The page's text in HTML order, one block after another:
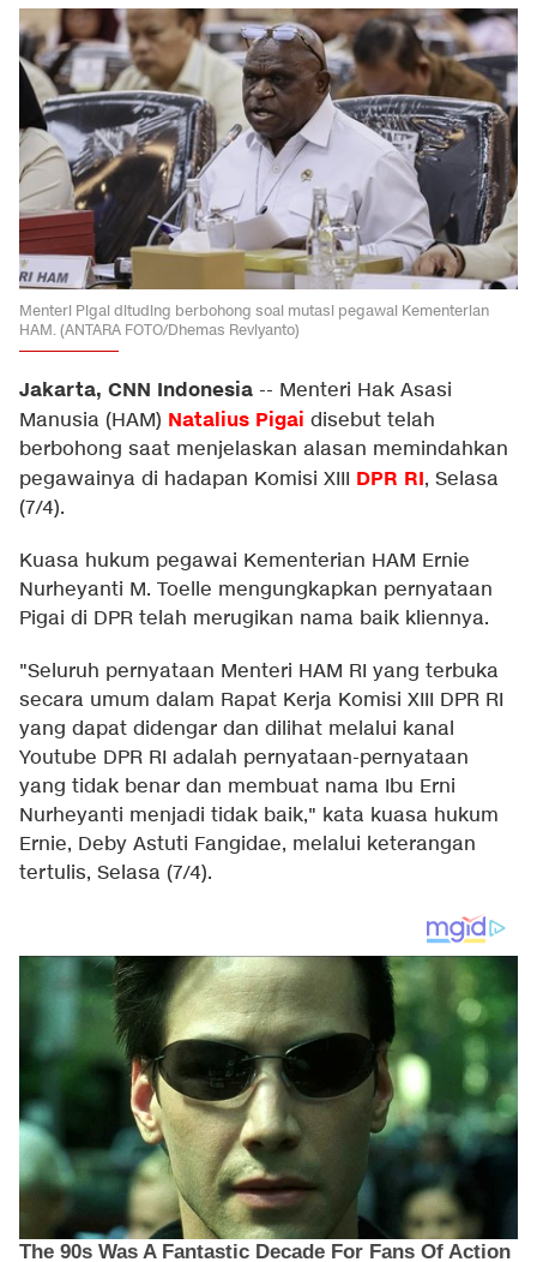
Menteri Pigai dituding berbohong soal mutasi pegawai Kementerian
HAM. (ANTARA FOTO/Dhemas Reviyanto)
Jakarta, CNN Indonesia -- Menteri Hak Asasi
Manusia (HAM) Natalius Pigai disebut telah
berbohong saat menjelaskan alasan memindahkan
pegawainya di hadapan Komisi XIII DPR RI, Selasa
(7/4).
Kuasa hukum pegawai Kementerian HAM Ernie
Nurheyanti M. Toelle mengungkapkan pernyataan
Pigai di DPR telah merugikan nama baik kliennya.
"Seluruh pernyataan Menteri HAM RI yang terbuka
secara umum dalam Rapat Kerja Komisi XIII DPR RI
yang dapat didengar dan dilihat melalui kanal
Youtube DPR RI adalah pernyataan-pernyataan
yang tidak benar dan membuat nama Ibu Erni
Nurheyanti menjadi tidak baik," kata kuasa hukum
Ernie, Deby Astuti Fangidae, melalui keterangan
tertulis, Selasa (7/4).